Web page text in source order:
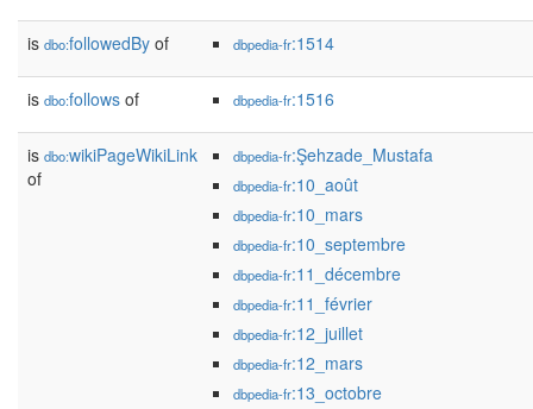
is dbo:followedBy of dbpedia-fr:1514
is dbo:follows of dbpedia-fr:1516
is dbo:wikiPageWikiLink
of
dbpedia-fr:Şehzade_Mustafa
dbpedia-fr:10_août
dbpedia-fr:10_mars
dbpedia-fr:10_septembre
dbpedia-fr:11_décembre
dbpedia-fr:11_février
dbpedia-fr:12_juillet
dbpedia-fr:12_mars
dbpedia-fr:13_octobre